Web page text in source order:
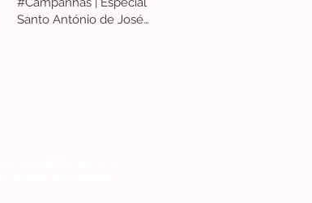
Santo António de José